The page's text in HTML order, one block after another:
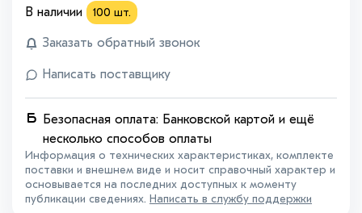
В наличии
100 шт.
Заказать обратный звонок
Написать поставщику
Безопасная оплата: Банковской картой и ещё
несколько способов оплаты
Информация о технических характеристиках, комплекте
поставки и внешнем виде и носит справочный характер и
основывается на последних доступных к моменту
публикации сведениях. Написать в службу поддержки